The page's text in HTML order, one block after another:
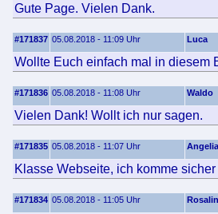
Gute Page. Vielen Dank.
#171837 05.08.2018 - 11:09 Uhr Luca
Wollte Euch einfach mal in diesem
#171836 05.08.2018 - 11:08 Uhr Waldo
Vielen Dank! Wollt ich nur sagen.
#171835 05.08.2018 - 11:07 Uhr Angelia
Klasse Webseite, ich komme
#171834 05.08.2018 - 11:05 Uhr